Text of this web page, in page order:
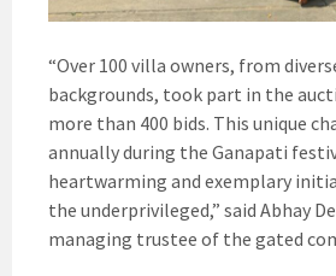
“Over 100 villa owners, from
backgrounds, took part in the
more than 400 bids. This unique
annually during the Ganapati
heartwarming and exemplary
the underprivileged,” said Abhay
managing trustee of the gated